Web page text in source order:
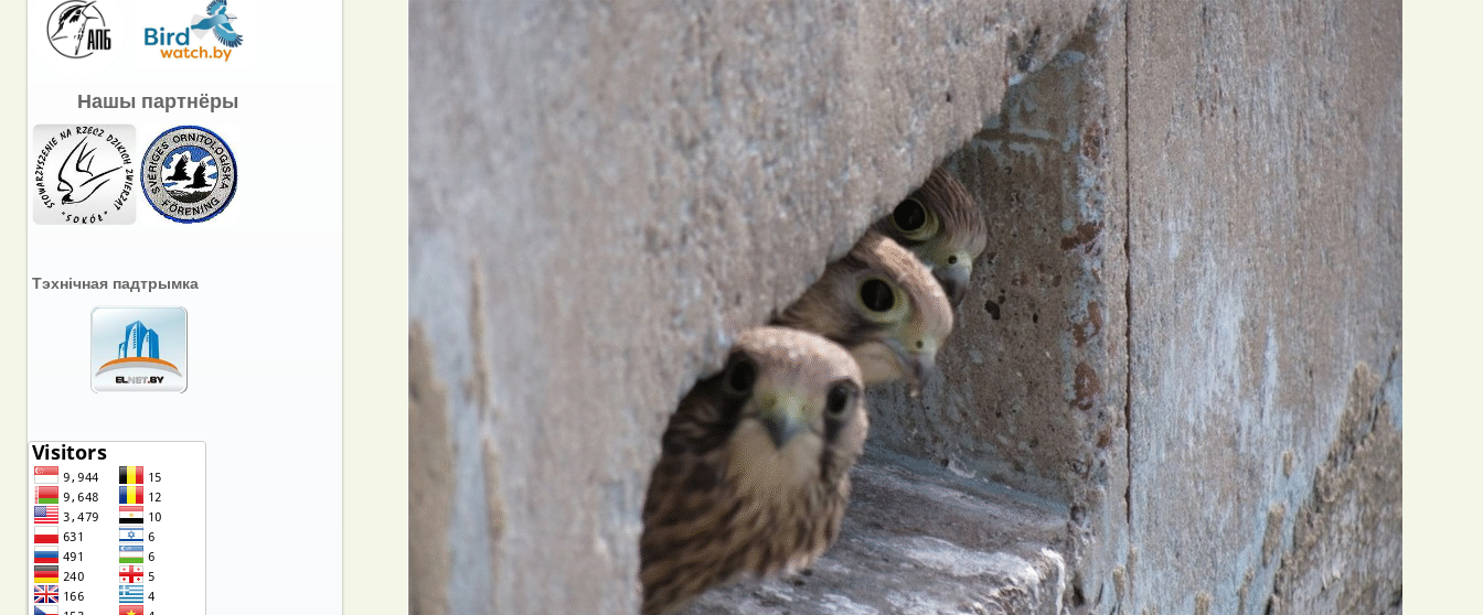
Нашы партнёры
Тэхнічная падтрымка